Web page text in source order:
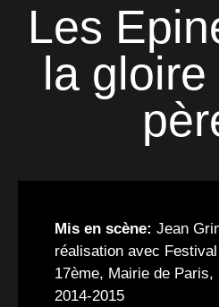
Les
la
M is en scène: Jean
réalisation avec
17ème, Mairie de Paris,
2014-2015